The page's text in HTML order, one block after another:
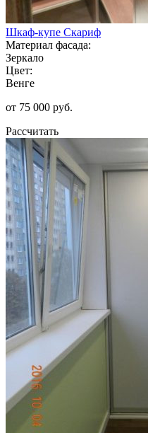
Шкаф-купе Скариф
Материал фасада:
Зеркало
Цвет:
Венге
от 75 000 руб.
Рассчитать